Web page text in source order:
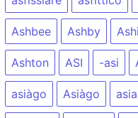
Ashbee Ashby
Ashton ASI -asi
asiàgo Asiàgo